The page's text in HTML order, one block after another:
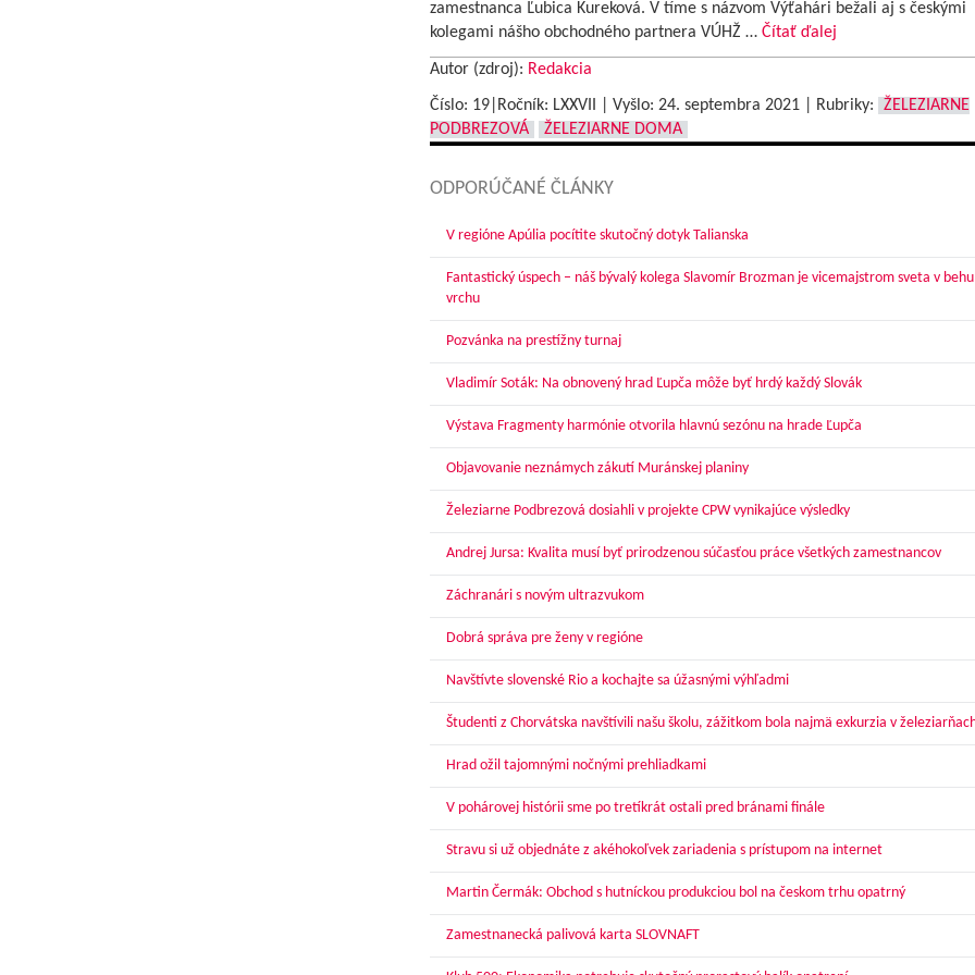
zamestnanca Ľubica Kureková. V tíme s názvom Výťahári bežali aj s českými
kolegami nášho obchodného partnera VÚHŽ … Čítať ďalej
Autor (zdroj): Redakcia
Číslo: 19|Ročník: LXXVII | Vyšlo: 24. septembra 2021| Rubriky:
ŽELEZIARNE
PODBREZOVÁ
ŽELEZIARNE DOMA
ODPORÚČANÉ ČLÁNKY
V regióne Apúlia pocítite skutočný dotyk Talianska
Fantastický úspech – náš bývalý kolega Slavomír Brozman je vicemajstrom sveta v
vrchu
Pozvánka na prestížny turnaj
Vladimír Soták: Na obnovený hrad Ľupča môže byť hrdý každý Slovák
Výstava Fragmenty harmónie otvorila hlavnú sezónu na hrade Ľupča
Objavovanie neznámych zákutí Muránskej planiny
Železiarne Podbrezová dosiahli v projekte CPW vynikajúce výsledky
Andrej Jursa: Kvalita musí byť prirodzenou súčasťou práce všetkých zamestnancov
Záchranári s novým ultrazvukom
Dobrá správa pre ženy v regióne
Navštívte slovenské Rio a kochajte sa úžasnými výhľadmi
Študenti z Chorvátska navštívili našu školu, zážitkom bola najmä exkurzia v
Hrad ožil tajomnými nočnými prehliadkami
V pohárovej histórii sme po tretíkrát ostali pred bránami finále
Stravu si už objednáte z akéhokoľvek zariadenia s prístupom na internet
Martin Čermák: Obchod s hutníckou produkciou bol na českom trhu opatrný
Zamestnanecká palivová karta SLOVNAFT